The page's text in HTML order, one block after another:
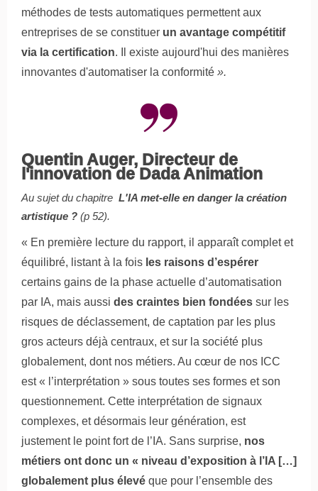
méthodes de tests automatiques permettent aux
entreprises de se constituer un avantage compétitif
via la certification. Il existe aujourd'hui des manières
innovantes d'automatiser la conformité ».
Quentin Auger, Directeur de
l'innovation de Dada Animation
Au sujet du chapitre L'IA met-elle en danger la création
artistique ? (p 52).
« En première lecture du rapport, il apparaît complet et
équilibré, listant à la fois les raisons d’espérer
certains gains de la phase actuelle d’automatisation
par IA, mais aussi des craintes bien fondées sur les
risques de déclassement, de captation par les plus
gros acteurs déjà centraux, et sur la société plus
globalement, dont nos métiers. Au cœur de nos ICC
est « l’interprétation » sous toutes ses formes et son
questionnement. Cette interprétation de signaux
complexes, et désormais leur génération, est
justement le point fort de l’IA. Sans surprise, nos
métiers ont donc un « niveau d’exposition à l’IA […]
globalement plus élevé que pour l’ensemble des